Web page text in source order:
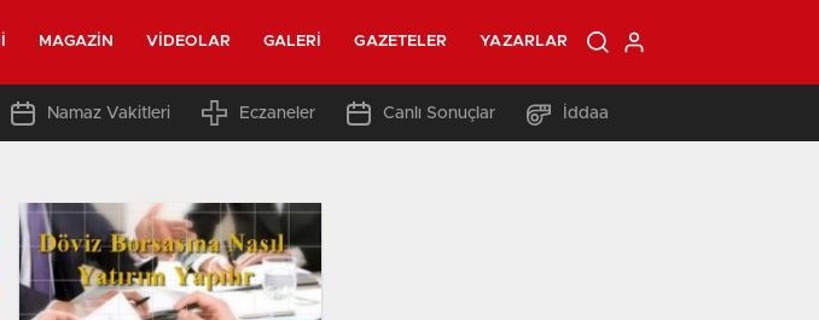
MAGAZIN VIDEOLAR GALERI GAZETELER YAZARLAR
Namaz Vakitleri Eczaneler Canlı Sonuçlar İddaa